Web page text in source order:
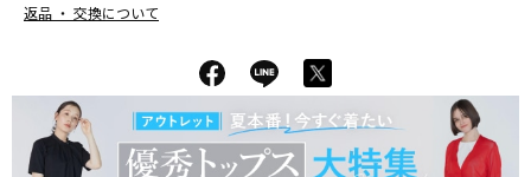
返品 ・ 交換について